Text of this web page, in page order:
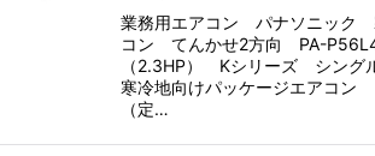
業務用エアコン パナソニック
コン てんかせ2方向 PA-
（2.3HP） Kシリーズ シン
寒冷地向けパッケージエアコ
（定…